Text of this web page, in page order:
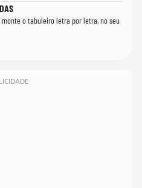
o tabuleiro letra por letra, no seu